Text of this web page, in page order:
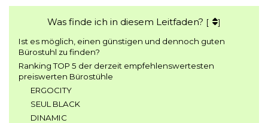
Was finde ich in diesem Leitfaden? [ ]
Ist es möglich, einen günstigen und dennoch guten
Bürostuhl zu finden?
Ranking TOP 5 der derzeit empfehlenswertesten
preiswerten Bürostühle
ERGOCITY
SEUL BLACK
DINAMIC